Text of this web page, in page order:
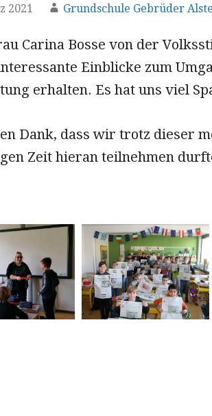
2021 Grundschule Gebrüder
Carina Bosse von der
Einblicke zum
erhalten. Es hat uns viel
Dank, dass wir trotz dieser
Zeit hieran teilnehmen